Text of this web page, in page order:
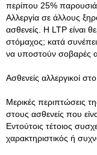
περίπου 25%
Αλλεργία σε άλλους
ασθενείς. Η LTP είναι
στόμαχος; κατά
να υποστούν σοβαρές
Ασθενείς αλλεργικοί
Μερικές περιπτώσεις
στους ασθενείς που
Εντούτοις τέτοιος
χαρακτηριστικός ή